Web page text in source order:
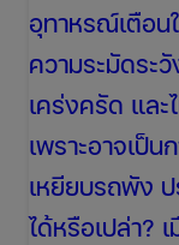
อุทาหรณ์เตือน
ความระมัดระ
เคร่งครัด และ
เพราะอาจเป็น
เหยียบรถพัง
ได้หรือเปล่า?